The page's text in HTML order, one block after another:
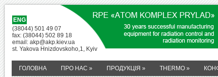
ENG
(38044) 501 49 07
fax: (38044) 502 89 18
email: akp@akp.kiev.ua
st. Yakova Hnizdovskoho,1, Kyiv
ГОЛОВНА ПРО НАС » ПРОДУКЦІЯ » THERMO »